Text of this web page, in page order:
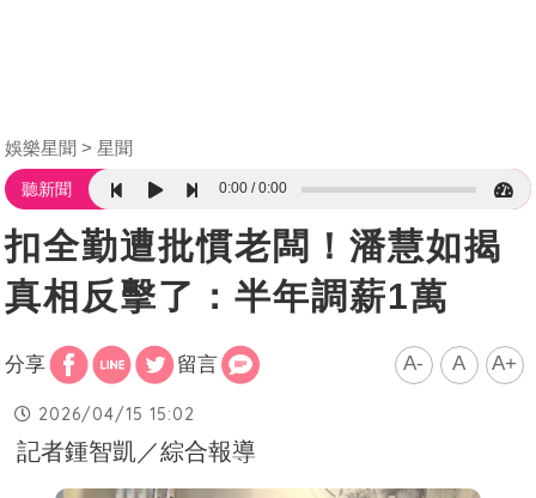
娛樂星聞 星聞
聽新聞 0:00 0:00
扣全勤遭批慣老闆！潘慧如揭
真相反擊了：半年調薪1萬
分享 留言 A- A A+
2026/04/15 15:02
記者鍾智凱／綜合報導